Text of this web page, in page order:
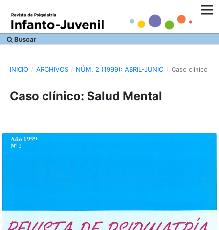
Buscar
INICIO / ARCHIVOS / NÚM. 2 (1999): ABRIL-JUNIO / Caso clínico
Caso clínico: Salud Mental